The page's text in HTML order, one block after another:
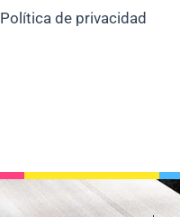
Política de privacidad